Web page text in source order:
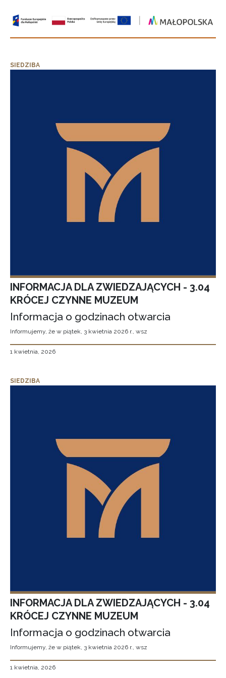
SIEDZIBA
INFORMACJA DLA ZWIEDZAJĄCYCH - 3.04
KRÓCEJ CZYNNE MUZEUM
Informacja o godzinach otwarcia
Informujemy, że w piątek, 3 kwietnia 2026 r., wsz
1 kwietnia, 2026
SIEDZIBA
INFORMACJA DLA ZWIEDZAJĄCYCH - 3.04
KRÓCEJ CZYNNE MUZEUM
Informacja o godzinach otwarcia
Informujemy, że w piątek, 3 kwietnia 2026 r., wsz
1 kwietnia, 2026